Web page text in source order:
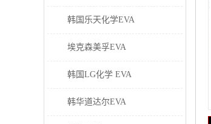
韩国乐天化学EVA
埃克森美孚EVA
韩国LG化学 EVA
韩华道达尔EVA